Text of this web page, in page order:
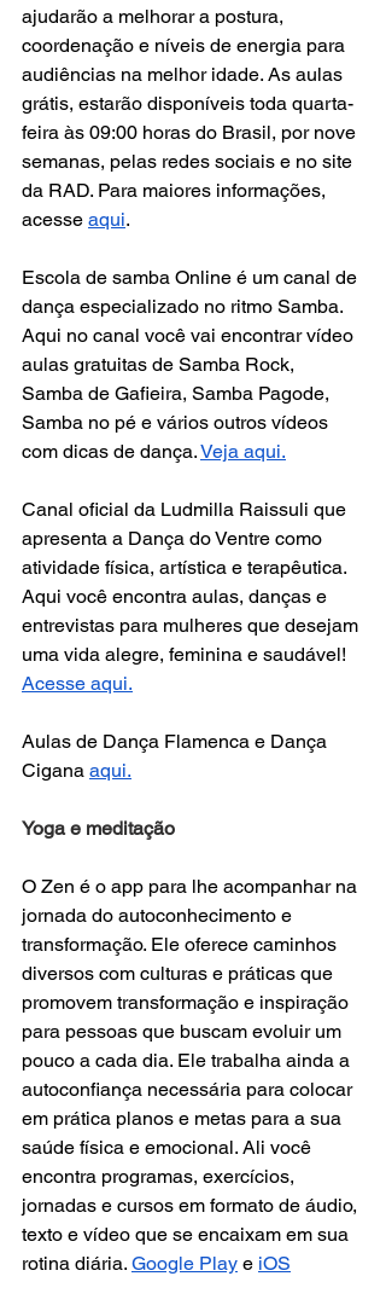
ajudarão a melhorar a postura,
coordenação e níveis de energia para
audiências na melhor idade. As aulas
grátis, estarão disponíveis toda quarta-
feira às 09:00 horas do Brasil, por nove
semanas, pelas redes sociais e no site
da RAD. Para maiores informações,
acesse aqui.
Escola de samba Online é um canal de
dança especializado no ritmo Samba.
Aqui no canal você vai encontrar vídeo
aulas gratuitas de Samba Rock,
Samba de Gafieira, Samba Pagode,
Samba no pé e vários outros vídeos
com dicas de dança. Veja aqui.
Canal oficial da Ludmilla Raissuli que
apresenta a Dança do Ventre como
atividade física, artística e terapêutica.
Aqui você encontra aulas, danças e
entrevistas para mulheres que desejam
uma vida alegre, feminina e saudável!
Acesse aqui.
Aulas de Dança Flamenca e Dança
Cigana aqui.
Yoga e meditação
O Zen é o app para lhe acompanhar na
jornada do autoconhecimento e
transformação. Ele oferece caminhos
diversos com culturas e práticas que
promovem transformação e inspiração
para pessoas que buscam evoluir um
pouco a cada dia. Ele trabalha ainda a
autoconfiança necessária para colocar
em prática planos e metas para a sua
saúde física e emocional. Ali você
encontra programas, exercícios,
jornadas e cursos em formato de áudio,
texto e vídeo que se encaixam em sua
rotina diária. Google Play e iOS